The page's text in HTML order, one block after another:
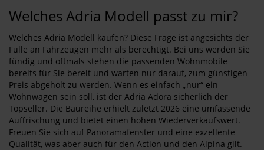
Welches Adria Modell passt zu mir?
Welches Adria Modell kaufen? Diese Frage ist angesichts der
Fülle an Fahrzeugen mehr als berechtigt. Bei uns werden Sie
fündig und oftmals stehen die passenden Wohnmobile
bereits für Sie bereit und warten nur darauf, zum günstigen
Preis abgeholt zu werden. Wenn es einfach „nur“ ein
Wohnwagen sein soll, ist der Adria Adora sicherlich der
Topseller. Die Baureihe erhielt zuletzt 2026 eine umfassende
Auffrischung und bietet einen hohen Wiederverkaufswert.
Freuen Sie sich auf Panoramafenster und eine exzellente
Qualität, was aber auch für den Action und den Alpina gilt.